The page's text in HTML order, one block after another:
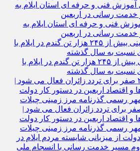
فنی و حرفه‌ ای استان ایلام به‌
خدمت‌ رسانی در اربعین
تحقق خرید تضمینی بیش از ۲۴۵ هزار تن گندم در ایلام با
چیلات از ۲۸ صفر برای تردد زائران فعال می‌ شود |
اقتصاد اربعین در دستور کار دولت
رسمی گذرنامه مرز زمینی چیلات